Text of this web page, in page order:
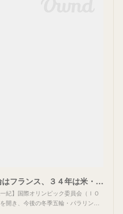
２０３０年の冬季五輪はフランス、３４年は米・ソルトレークシティーで事実上内定
紀】国際オリンピック委員会（ＩＯ
開き、今後の冬季五輪・パラリン…